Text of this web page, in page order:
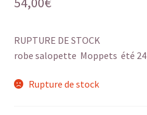
RUPTURE DE STOCK
robe salopette Moppets été 24
Rupture de stock